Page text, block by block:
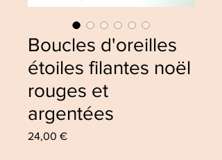
Boucles d'oreilles
étoiles filantes noël
rouges et
argentées
24,00 €Price